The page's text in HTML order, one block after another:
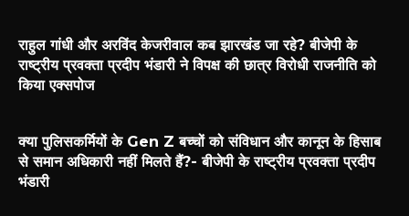
राहुल गांधी और अरविंद केजरीवाल कब झारखंड जा रहे? बीजेपी के
राष्ट्रीय प्रवक्ता प्रदीप भंडारी ने विपक्ष की छात्र विरोधी राजनीति को
किया एक्सपोज
क्या पुलिसकर्मियों के Gen Z बच्चों को संविधान और कानून के हिसाब
से समान अधिकारी नहीं मिलते हैं?- बीजेपी के राष्ट्रीय प्रवक्ता प्रदीप
भंडारी